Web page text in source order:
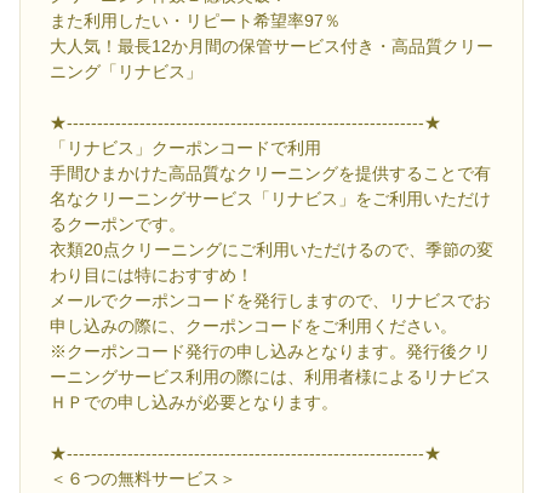
また利用したい・リピート希望率97％
大人気！最長12か月間の保管サービス付き・高品質クリー
ニング「リナビス」
★-----------------------------------------------------------★
「リナビス」クーポンコードで利用
手間ひまかけた高品質なクリーニングを提供することで有
名なクリーニングサービス「リナビス」をご利用いただけ
るクーポンです。
衣類20点クリーニングにご利用いただけるので、季節の変
わり目には特におすすめ！
メールでクーポンコードを発行しますので、リナビスでお
申し込みの際に、クーポンコードをご利用ください。
※クーポンコード発行の申し込みとなります。発行後クリ
ーニングサービス利用の際には、利用者様によるリナビス
ＨＰでの申し込みが必要となります。
★-----------------------------------------------------------★
＜６つの無料サービス＞